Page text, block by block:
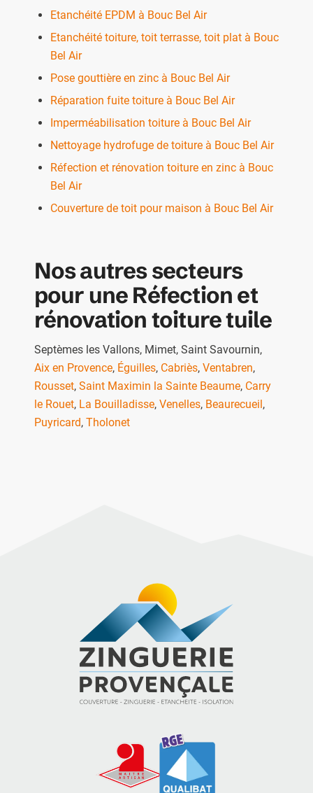
Etanchéité EPDM à Bouc Bel Air
Etanchéité toiture, toit terrasse, toit plat à Bouc
Bel Air
Pose gouttière en zinc à Bouc Bel Air
Réparation fuite toiture à Bouc Bel Air
Imperméabilisation toiture à Bouc Bel Air
Nettoyage hydrofuge de toiture à Bouc Bel Air
Réfection et rénovation toiture en zinc à Bouc
Bel Air
Couverture de toit pour maison à Bouc Bel Air
Nos autres secteurs
pour une Réfection et
rénovation toiture tuile
Septèmes les Vallons, Mimet, Saint Savournin,
Aix en Provence, Éguilles, Cabriès, Ventabren,
Rousset, Saint Maximin la Sainte Beaume, Carry
le Rouet, La Bouilladisse, Venelles, Beaurecueil ,
Puyricard, Tholonet